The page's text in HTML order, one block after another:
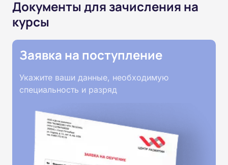
Документы для зачисления на
курсы
Заявка на поступление
Укажите ваши данные, необходимую
специальность и разряд